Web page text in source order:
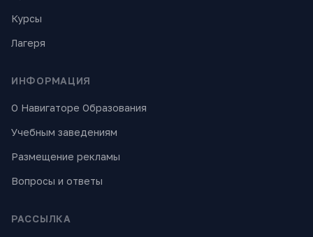
Курсы
Лагеря
ИНФОРМАЦИЯ
О Навигаторе Образования
Учебным заведениям
Размещение рекламы
Вопросы и ответы
РАССЫЛКА